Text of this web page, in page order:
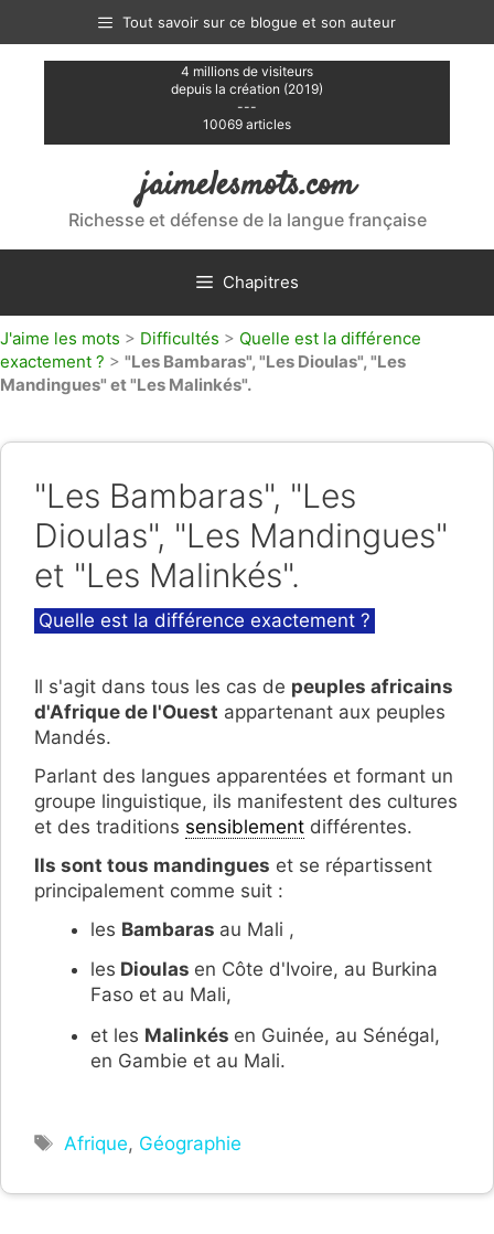
contenu
Tout savoir sur ce blogue et son auteur
4 millions de visiteurs
depuis la création (2019)
---
10069 articles
jaimelesmots.com
Richesse et défense de la langue française
Chapitres
J'aime les mots > Difficultés > Quelle est la différence
exactement ? > "Les Bambaras", "Les Dioulas", "Les
Mandingues" et "Les Malinkés".
"Les Bambaras", "Les
Dioulas", "Les Mandingues"
et "Les Malinkés".
Catégories
Quelle est la différence exactement ?
Il s'agit dans tous les cas de peuples africains
d'Afrique de l'Ouest appartenant aux peuples
Mandés.
Parlant des langues apparentées et formant un
groupe linguistique, ils manifestent des cultures
et des traditions sensiblement différentes.
Ils sont tous mandingues et se répartissent
principalement comme suit :
les Bambaras au Mali ,
les Dioulas en Côte d'Ivoire, au Burkina
Faso et au Mali,
et les Malinkés en Guinée, au Sénégal,
en Gambie et au Mali.
Étiquettes
Afrique, Géographie